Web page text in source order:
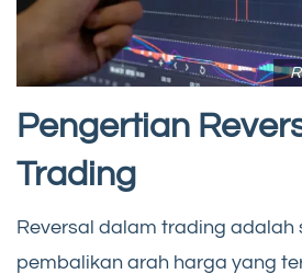
Pengertian
Trading
Reversal dalam trading adalah
pembalikan arah harga yang